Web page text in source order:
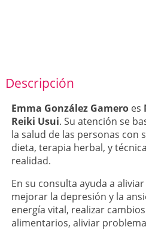
Descripción
Emma González Gameroes
Reiki Usui. Su atención se
la salud de las personas con
dieta, terapia herbal, y
realidad.
En su consulta ayuda a
mejorar la depresión y la
energía vital, realizar
alimentarios, aliviar